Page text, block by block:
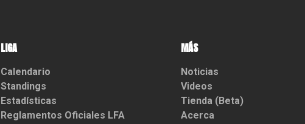
LIGA
Calendario
Standings
Estadísticas
Reglamentos Oficiales LFA
MÁS
Noticias
Videos
Tienda (Beta)
Acerca